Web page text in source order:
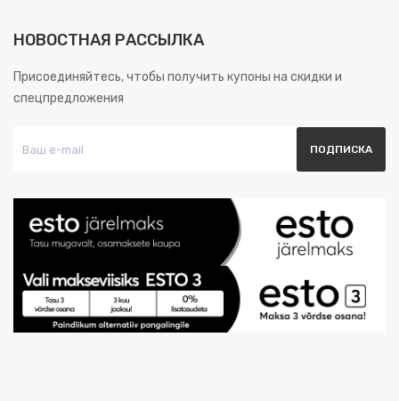
НОВОСТНАЯ РАССЫЛКА
Присоединяйтесь, чтобы получить купоны на скидки и
спецпредложения